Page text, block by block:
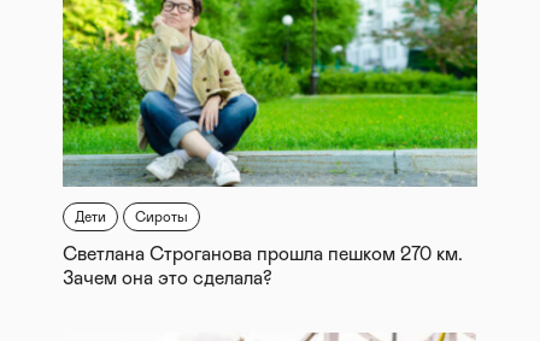
Дети Сироты
Светлана Строганова прошла пешком 270 км.
Зачем она это сделала?